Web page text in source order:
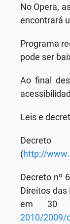
No Opera,
encontrará
Programa
pode ser
Ao final
Leis e
(http://
Decreto nº
Direitos das
em 30
2010/2009/